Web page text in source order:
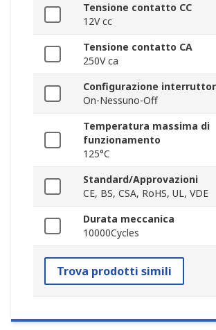
Tensione contatto CC
12V cc
Tensione contatto CA
250V ca
Configurazione
On-Nessuno-Off
Temperatura massima di
funzionamento
125°C
Standard/Approvazioni
CE, BS, CSA, RoHS, UL, VDE
Durata meccanica
10000Cycles
Trova prodotti simili